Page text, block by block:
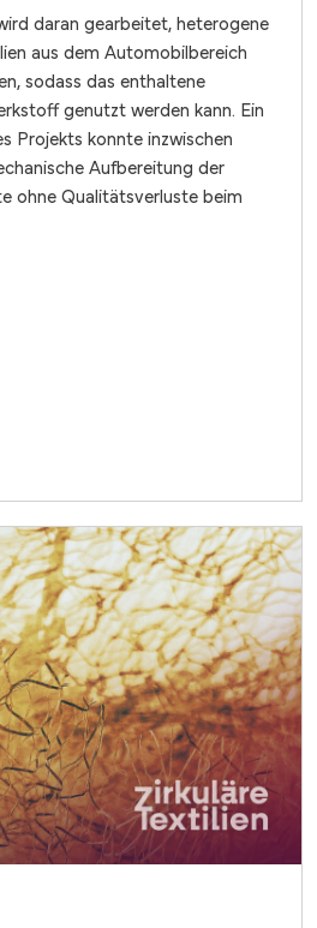
daran gearbeitet, heterogene
aus dem Automobilbereich
sodass das enthaltene
genutzt werden kann. Ein
Projekts konnte inzwischen
Aufbereitung der
ohne Qualitätsverluste beim
Recyclingfähige PES-